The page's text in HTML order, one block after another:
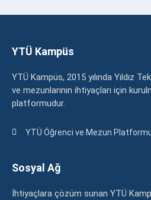
YTÜ Kampüs
YTÜ Kampüs, 2015 yılında Yıldız
ve mezunlarının ihtiyaçları için
platformudur.
YTÜ Öğrenci ve Mezun
Sosyal Ağ
İhtiyaçlara çözüm sunan YTÜ